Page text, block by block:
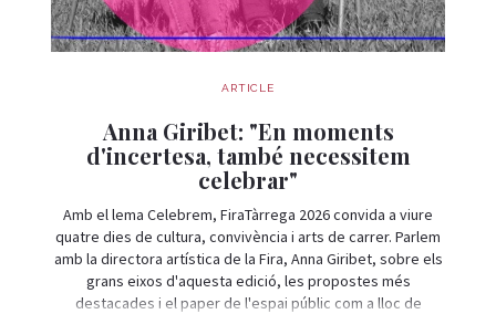
ARTICLE
Anna Giribet: "En moments
d'incertesa, també necessitem
celebrar"
Amb el lema Celebrem, FiraTàrrega 2026 convida a viure
quatre dies de cultura, convivència i arts de carrer. Parlem
amb la directora artística de la Fira, Anna Giribet, sobre els
grans eixos d'aquesta edició, les propostes més
destacades i el paper de l'espai públic com a lloc de